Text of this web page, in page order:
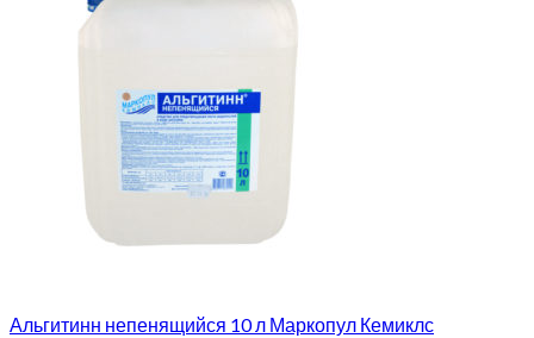
Альгитинн непенящийся 10 л Маркопул Кемиклс